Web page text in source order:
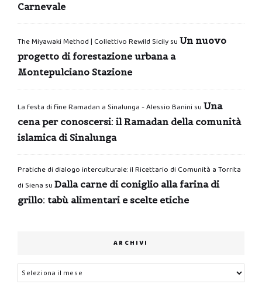
Carnevale
The Miyawaki Method | Collettivo Rewild Sicilysu Un nuovo
progetto di forestazione urbana a
Montepulciano Stazione
La festa di fine Ramadan a Sinalunga - Alessio Banini su Una
cena per conoscersi: il Ramadan della comunità
islamica di Sinalunga
Pratiche di dialogo interculturale: il Ricettario di Comunità a Torrita
di Siena su Dalla carne di coniglio alla farina di
grillo: tabù alimentari e scelte etiche
ARCHIVI
Archivi